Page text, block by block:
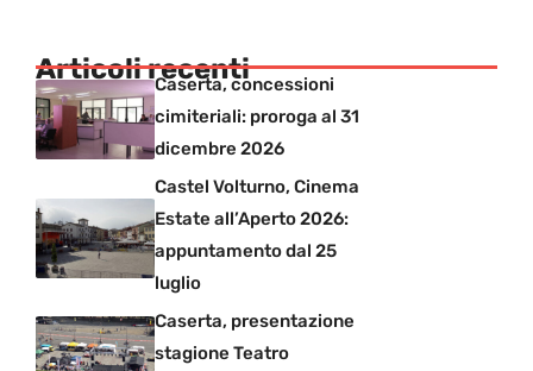
Articoli recenti
Caserta, concessioni
cimiteriali: proroga al 31
dicembre 2026
Castel Volturno, Cinema
Estate all’Aperto 2026:
appuntamento dal 25
luglio
Caserta, presentazione
stagione Teatro